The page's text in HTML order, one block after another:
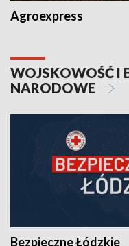
Agroexpress
WOJSKOWOŚĆ I
NARODOWE
Bezpieczne Łódzkie